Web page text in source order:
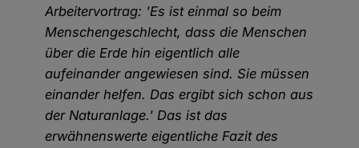
Arbeitervortrag: 'Es ist einmal so beim
Menschengeschlecht, dass die Menschen
über die Erde hin eigentlich alle
aufeinander angewiesen sind. Sie müssen
einander helfen. Das ergibt sich schon aus
der Naturanlage.' Das ist das
erwähnenswerte eigentliche Fazit des